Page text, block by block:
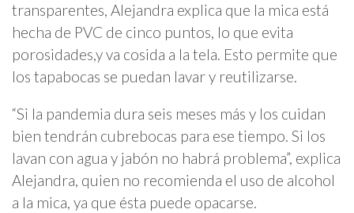
transparentes, Alejandra explica que la mica está
hecha de PVC de cinco puntos, lo que evita
porosidades,y va cosida a la tela. Esto permite que
los tapabocas se puedan lavar y reutilizarse.
“Si la pandemia dura seis meses más y los cuidan
bien tendrán cubrebocas para ese tiempo. Si los
lavan con agua y jabón no habrá problema”, explica
Alejandra, quien no recomienda el uso de alcohol
a la mica, ya que ésta puede opacarse.